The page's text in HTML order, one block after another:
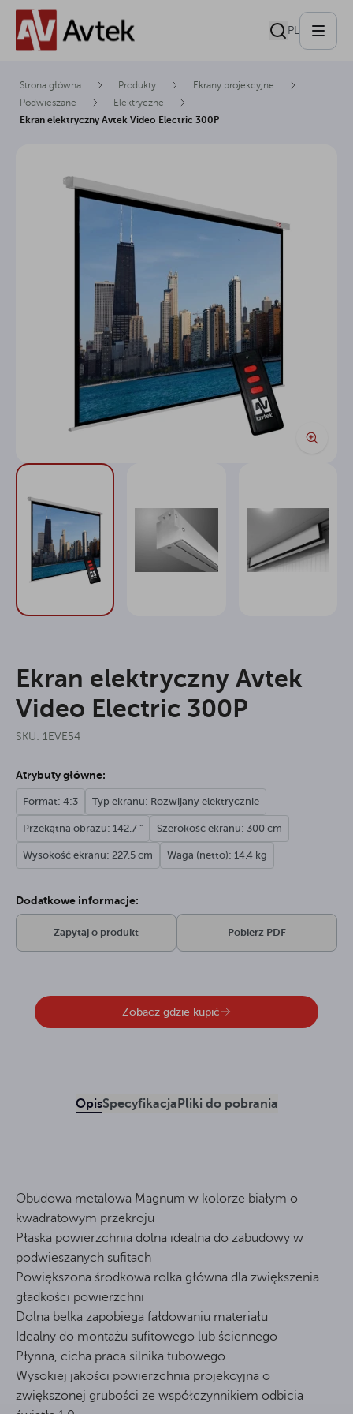
PL
Strona główna Produkty
Ekrany projekcyjne
Podwieszane
Elektryczne
Ekran elektryczny Avtek Video Electric 300P
Ekran elektryczny Avtek
Video Electric 300P
SKU: 1EVE54
Atrybuty główne:
Format: 4:3 Typ ekranu: Rozwijany elektrycznie
Przekątna obrazu: 142.7 " Szerokość ekranu: 300 cm
Wysokość ekranu: 227.5 cm Waga (netto): 14.4 kg
Dodatkowe informacje:
Zapytaj o produkt Pobierz PDF
Zobacz gdzie kupić
OpisSpecyfikacja Pliki do pobrania
Obudowa metalowa Magnum w kolorze białym o
kwadratowym przekroju
Płaska powierzchnia dolna idealna do zabudowy w
podwieszanych sufitach
Powiększona środkowa rolka główna dla zwiększenia
gładkości powierzchni
Dolna belka zapobiega fałdowaniu materiału
Idealny do montażu sufitowego lub ściennego
Płynna, cicha praca silnika tubowego
Wysokiej jakości powierzchnia projekcyjna o
zwiększonej grubości ze współczynnikiem odbicia